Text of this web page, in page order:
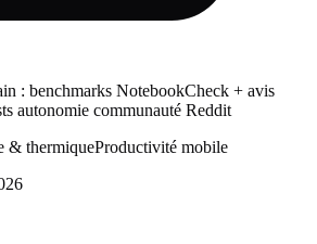
: benchmarks NotebookCheck + avis
autonomie communauté Reddit
& thermiqueProductivité mobile